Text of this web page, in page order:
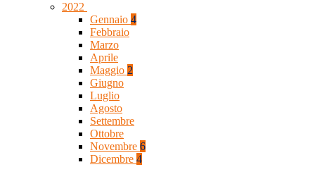
2022
Gennaio 4
Febbraio
Marzo
Aprile
Maggio 2
Giugno
Luglio
Agosto
Settembre
Ottobre
Novembre 6
Dicembre 4